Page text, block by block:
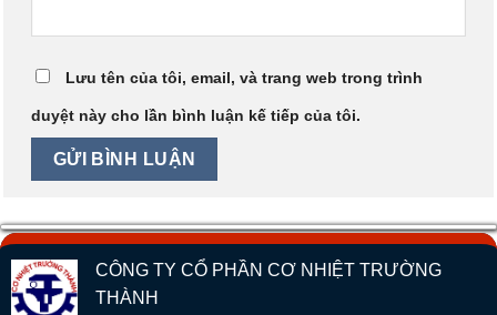
Lưu tên của tôi, email, và trang web trong trình
duyệt này cho lần bình luận kế tiếp của tôi.
CÔNG TY CỔ PHẦN CƠ NHIỆT TRƯỜNG
THÀNH